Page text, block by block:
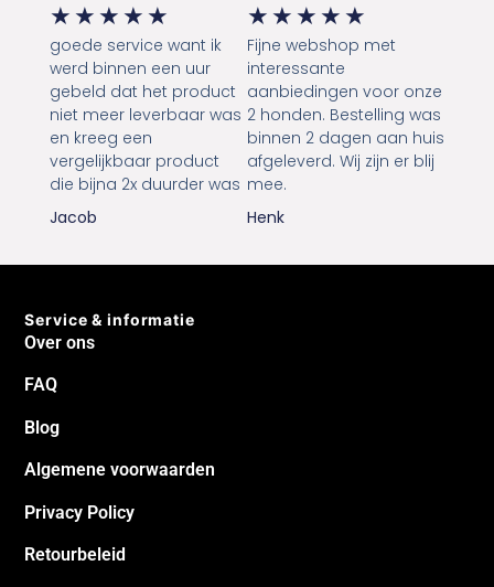
goede service want ik
werd binnen een uur
gebeld dat het product
niet meer leverbaar was
en kreeg een
vergelijkbaar product
die bijna 2x duurder was
Jacob
Fijne webshop met
interessante
aanbiedingen voor onze
2 honden. Bestelling was
binnen 2 dagen aan huis
afgeleverd. Wij zijn er blij
mee.
Henk
Over ons
FAQ
Blog
Algemene voorwaarden
Privacy Policy
Retourbeleid
Klacht melden